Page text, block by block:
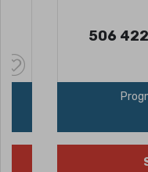
506 422